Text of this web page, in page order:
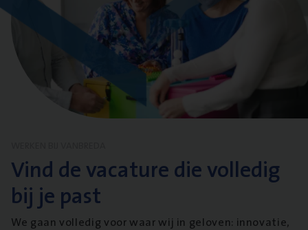
Vind de vacature die volledig
bij je past
We gaan volledig voor waar wij in geloven: innovatie,